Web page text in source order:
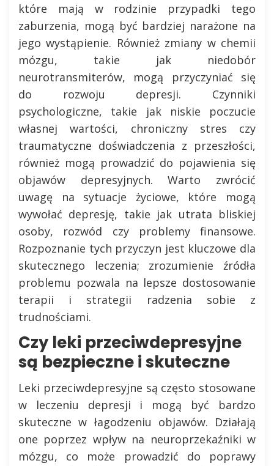
które mają w rodzinie przypadki tego
zaburzenia, mogą być bardziej narażone na
jego wystąpienie. Również zmiany w chemii
mózgu, takie jak niedobór
neurotransmiterów, mogą przyczyniać się
do rozwoju depresji. Czynniki
psychologiczne, takie jak niskie poczucie
własnej wartości, chroniczny stres czy
traumatyczne doświadczenia z przeszłości,
również mogą prowadzić do pojawienia się
objawów depresyjnych. Warto zwrócić
uwagę na sytuacje życiowe, które mogą
wywołać depresję, takie jak utrata bliskiej
osoby, rozwód czy problemy finansowe.
Rozpoznanie tych przyczyn jest kluczowe dla
skutecznego leczenia; zrozumienie źródła
problemu pozwala na lepsze dostosowanie
terapii i strategii radzenia sobie z
trudnościami.
Czy leki przeciwdepresyjne
są bezpieczne i skuteczne
Leki przeciwdepresyjne są często stosowane
w leczeniu depresji i mogą być bardzo
skuteczne w łagodzeniu objawów. Działają
one poprzez wpływ na neuroprzekaźniki w
mózgu, co może prowadzić do poprawy